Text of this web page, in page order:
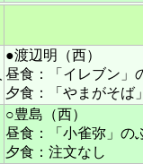
●渡辺明（西）
昼食：「イレブン」
夕食：「やまがそば
○豊島（西）
昼食：「小雀弥」の
夕食：注文なし